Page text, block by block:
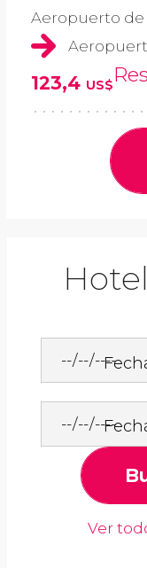
Aeropuerto de
123,4 US$
Ver